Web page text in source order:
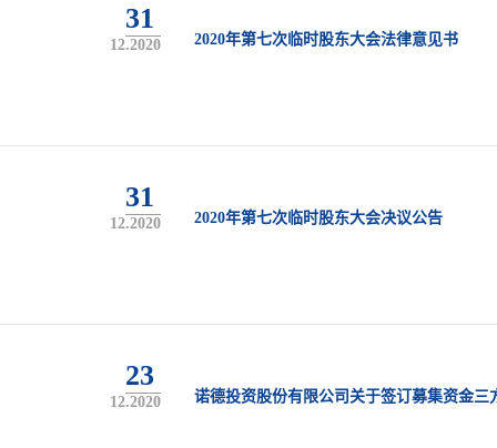
31
12.2020 2020年第七次临时股东大会法律意见书
31
12.2020 2020年第七次临时股东大会决议公告
23
12.2020 诺德投资股份有限公司关于签订募集资金三